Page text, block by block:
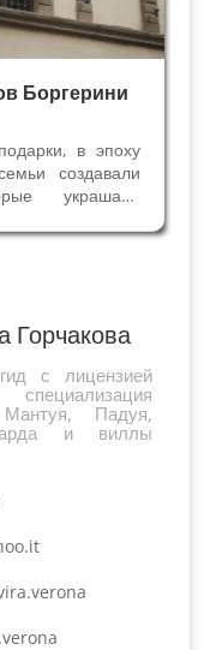
Боргерини
в эпоху
создавали
украшали
и шпалеры на
Горчакова
с лицензией
Падуя,
и виллы